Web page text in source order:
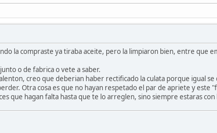
la compraste ya tiraba aceite, pero la limpiaron bien, entre que
o de fabrica o vete a saber.
creo que deberian haber rectificado la culata porque igual
Otra cosa es que no hayan respetado el par de apriete y este
que hagan falta hasta que te lo arreglen, sino siempre estaras